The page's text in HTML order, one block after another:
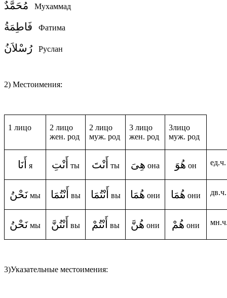
مُحَمَّدٌ Мухаммад
فَاطِمَةُ Фатима
رُسْلاَنُРуслан
2) Местоимения:
1 лицо
2 лицо
жен. род
2 лицо
муж. род
3 лицо
жен. род
3лицо
муж. род
أَنَا я أَنْتِ ты أَنْتَ ты هِىَ она هُوَ он ед.ч.
نَحْنُ мы أَنْتُمَا вы أَنْتُمَا вы هُمَا они هُمَا они дв.ч.
نَحْنُ мы أَنْتُنَّ вы أَنْتُمْ вы هُنَّ они هُمْ они
3)Указательные местоимения: